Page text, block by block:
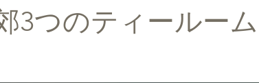
3つのティールーム